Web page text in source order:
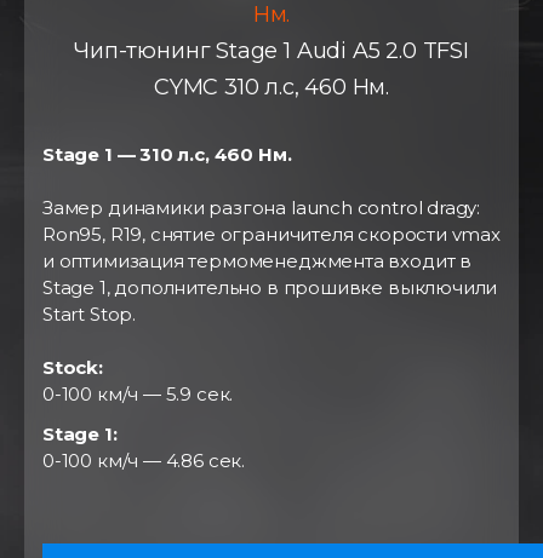
Нм.
Чип-тюнинг Stage 1 Audi A5 2.0 TFSI
CYMC 310 л.с, 460 Нм.
Stage 1 — 310 л.с, 460 Нм.
Замер динамики разгона launch control dragy:
Ron95, R19, снятие ограничителя скорости vmax
и оптимизация термоменеджмента входит в
Stage 1, дополнительно в прошивке выключили
Start Stop.
Stock:
0-100 км/ч — 5.9 сек.
Stage 1:
0-100 км/ч — 4.86 сек.